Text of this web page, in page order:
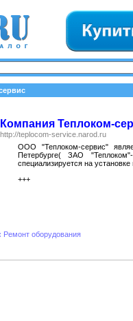
Компания Теплоком-
http://teplocom-service.narod.ru
ООО "Теплоком-сервис"
Петербурге( ЗАО
специализируется на
+++
Ремонт оборудования